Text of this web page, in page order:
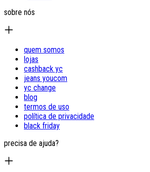
sobre nós
quem somos
lojas
cashback yc
jeans youcom
yc change
blog
termos de uso
política de privacidade
black friday
precisa de ajuda?